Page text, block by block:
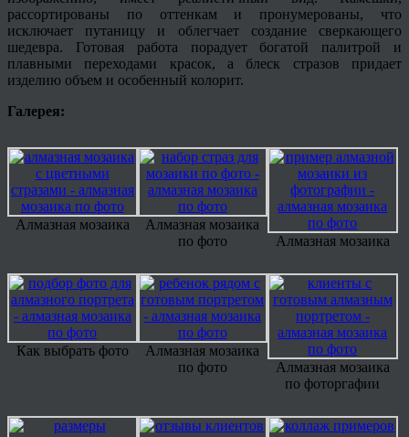
рассортированы по оттенкам и пронумерованы, что
исключает путаницу и облегчает создание сверкающего
шедевра. Готовая работа порадует богатой палитрой и
плавными переходами красок, а блеск стразов придает
изделию объем и особенный колорит.
Галерея:
Алмазная мозаика
Алмазная мозаика
по фото
Алмазная мозаика
Как выбрать фото
Алмазная мозаика
по фото
Алмазная мозаика
по фоторгафии